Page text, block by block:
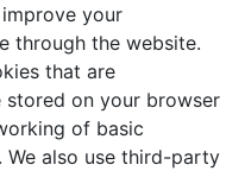
your
through the website.
that are
stored on your browser
of basic
also use third-party